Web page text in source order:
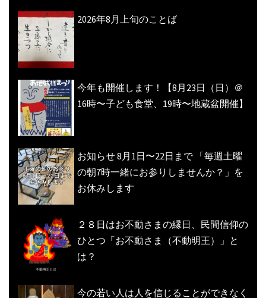
2026年8月上旬のことば
今年も開催します！【8月23日（日）＠
16時〜子ども食堂、19時〜地蔵盆開催】
お知らせ 8月1日〜22日まで 「毎週土曜
の朝7時一緒にお参りしませんか？」を
お休みします
２８日はお不動さまの縁日、民間信仰の
ひとつ「お不動さま（不動明王）」と
は？
今の若い人は人を信じることができなく